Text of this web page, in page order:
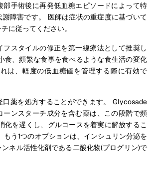
部手術後に再発低血糖エピソードによって特
障害です。 医師は症状の重症度に基づいて
に従ってください。
フスタイルの修正を第一線療法として推奨し
食、頻繁な食事を食べるような食生活の変化
は、軽度の低血糖値を管理する際に有効で
口薬を処方することができます。 Glycosade
ーンスターチ成分を含む薬は、この段階で頻
化を遅くし、グルコースを着実に解放するこ
もう1つのオプションは、インシュリン分泌を
ネル活性化剤である二酸化物(プログリン)で